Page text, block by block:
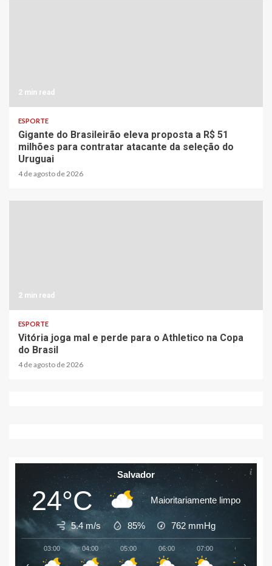
2 min read
ESPORTE
Gigante do Brasileirão eleva proposta a R$ 51
milhões para contratar atacante da seleção do
Uruguai
4 de agosto de 2026
2 min read
ESPORTE
Vitória joga mal e perde para o Athletico na Copa
do Brasil
4 de agosto de 2026
Salvador
24°C Maioritariamente limpo
5.4 m/s 85% 762 mmHg
03:00 04:00 05:00 06:00 07:00 08:00